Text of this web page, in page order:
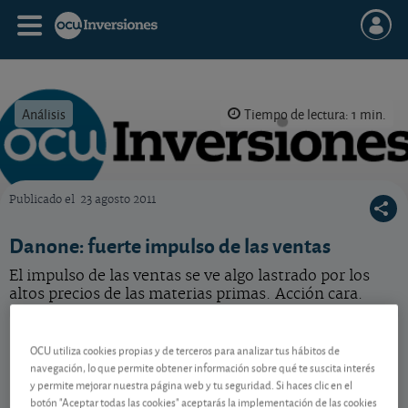
Análisis Tiempo de lectura: 1 min.
Publicado el 23 agosto 2011
Danone: fuerte impulso de las ventas
El impulso de las ventas se ve algo lastrado por los
altos precios de las materias primas. Acción cara.
FR0000120644
07/08/2026 París
0,06 EUR (0,09 %)
OCU utiliza cookies propias y de terceros para analizar tus hábitos de
navegación, lo que permite obtener información sobre qué te suscita interés
y permite mejorar nuestra página web y tu seguridad. Si haces clic en el
botón "Aceptar todas las cookies" aceptarás la implementación de las cookies